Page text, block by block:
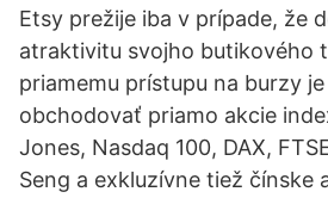
Etsy prežije iba v prípade, že
atraktivitu svojho butikového
priamemu prístupu na burzy
obchodovať priamo akcie
Jones, Nasdaq 100, DAX,
Seng a exkluzívne tiež čínske